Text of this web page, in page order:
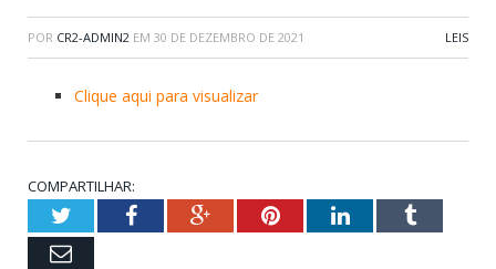
POR CR2-ADMIN2 EM 30 DE DEZEMBRO DE 2021 LEIS
Clique aqui para visualizar
COMPARTILHAR:
TwitterFacebookGoogle+PinterestLinkedInTumblr
Email